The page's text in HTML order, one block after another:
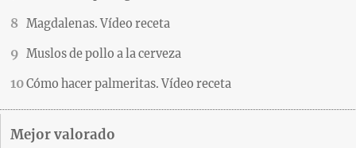
Magdalenas. Vídeo receta
Muslos de pollo a la cerveza
Cómo hacer palmeritas. Vídeo receta
Mejor valorado